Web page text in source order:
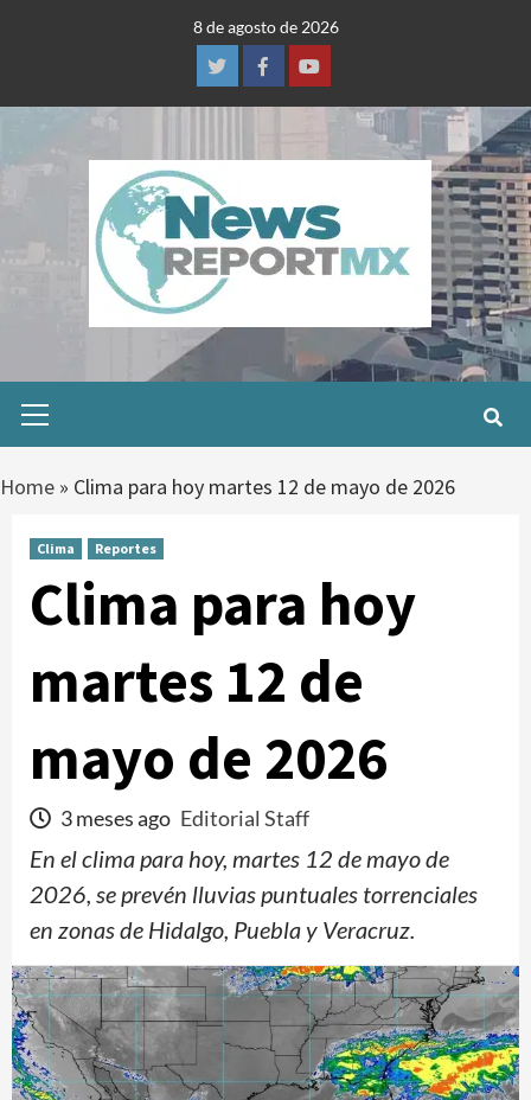
8 de agosto de 2026
TwitterFacebookYoutube
Menu
Home » Clima para hoy martes 12 de mayo de 2026
Clima Reportes
Clima para hoy
martes 12 de
mayo de 2026
3 meses ago Editorial Staff
En el clima para hoy, martes 12 de mayo de
2026, se prevén lluvias puntuales torrenciales
en zonas de Hidalgo, Puebla y Veracruz.